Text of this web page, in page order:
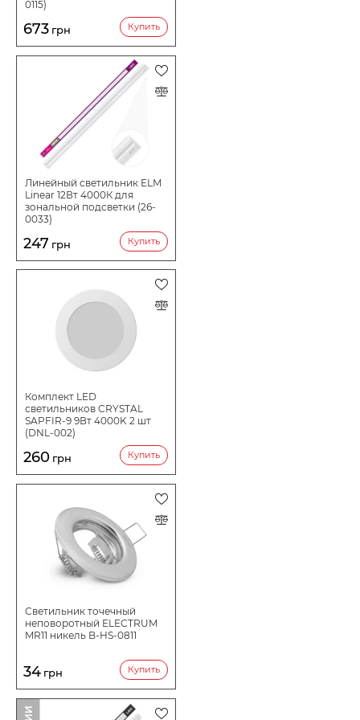
0115)
673 грн Купить
Линейный светильник ELM
Linear 12Вт 4000К для
зональной подсветки (26-
0033)
247 грн Купить
Комплект LED
светильников CRYSTAL
SAPFIR-9 9Вт 4000K 2 шт
(DNL-002)
260 грн Купить
Светильник точечный
неповоротный ELECTRUM
MR11 никель B-HS-0811
34 грн Купить